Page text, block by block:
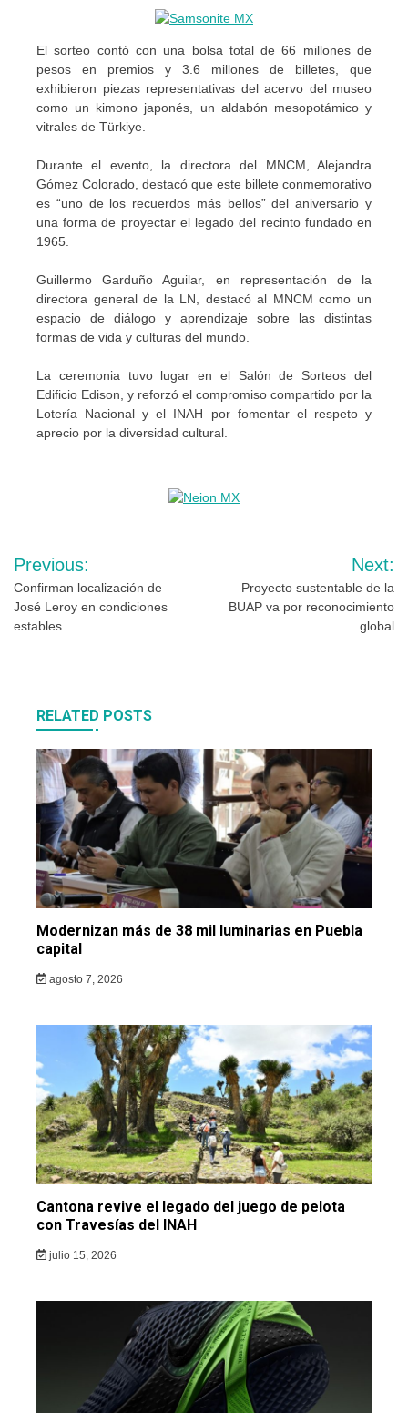
El sorteo contó con una bolsa total de 66 millones de
pesos en premios y 3.6 millones de billetes, que
exhibieron piezas representativas del acervo del museo
como un kimono japonés, un aldabón mesopotámico y
vitrales de Türkiye.
Durante el evento, la directora del MNCM, Alejandra
Gómez Colorado, destacó que este billete conmemorativo
es “uno de los recuerdos más bellos” del aniversario y
una forma de proyectar el legado del recinto fundado en
1965.
Guillermo Garduño Aguilar, en representación de la
directora general de la LN, destacó al MNCM como un
espacio de diálogo y aprendizaje sobre las distintas
formas de vida y culturas del mundo.
La ceremonia tuvo lugar en el Salón de Sorteos del
Edificio Edison, y reforzó el compromiso compartido por la
Lotería Nacional y el INAH por fomentar el respeto y
aprecio por la diversidad cultural.
Navegación
de
entradas
Previous:
Confirman localización de
José Leroy en condiciones
estables
Next:
Proyecto sustentable de la
BUAP va por reconocimiento
global
RELATED POSTS
Modernizan más de 38 mil luminarias en Puebla
capital
agosto 7, 2026
Cantona revive el legado del juego de pelota
con Travesías del INAH
julio 15, 2026